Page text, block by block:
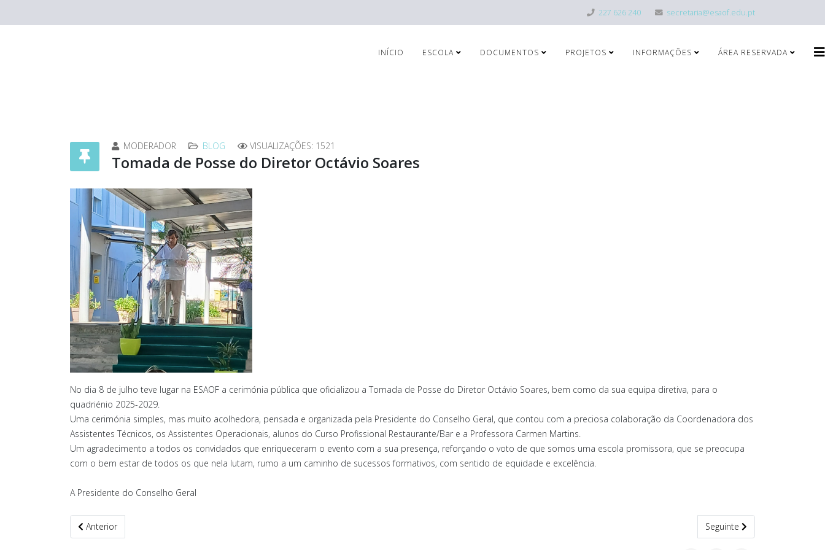
227 626 240 secretaria@esaof.edu.pt
INÍCIO ESCOLA DOCUMENTOS PROJETOS INFORMAÇÕES ÁREA RESERVADA
MODERADOR BLOG VISUALIZAÇÕES: 1521
Tomada de Posse do Diretor Octávio Soares
No dia 8 de julho teve lugar na ESAOF a cerimónia pública que oficializou a Tomada de Posse do Diretor Octávio Soares, bem como da sua equipa diretiva, para o
quadriénio 2025-2029.
Uma cerimónia simples, mas muito acolhedora, pensada e organizada pela Presidente do Conselho Geral, que contou com a preciosa colaboração da Coordenadora dos
Assistentes Técnicos, os Assistentes Operacionais, alunos do Curso Profissional Restaurante/Bar e a Professora Carmen Martins.
Um agradecimento a todos os convidados que enriqueceram o evento com a sua presença, reforçando o voto de que somos uma escola promissora, que se preocupa
com o bem estar de todos os que nela lutam, rumo a um caminho de sucessos formativos, com sentido de equidade e excelência.
A Presidente do Conselho Geral
Artigo anterior: Conexão Escolar - Episódio 10
Anterior Artigo seguinte: Conexão
Seguinte